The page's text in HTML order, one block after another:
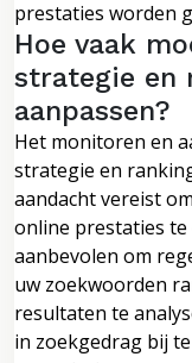
prestaties worden
Hoe vaak
strategie en
aanpassen?
Het monitoren en
strategie en
aandacht vereist
online prestaties
aanbevolen om
uw zoekwoorden
resultaten te
in zoekgedrag bij